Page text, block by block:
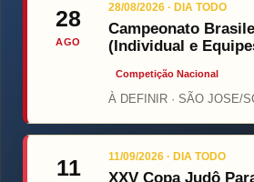
28
AGO
28/08/2026 · DIA TODO
Campeonato
(Individual e
Competição Nacional
À DEFINIR · SÃO JOSE/
11 11/09/2026 · DIA TODO
XXV Copa Judô